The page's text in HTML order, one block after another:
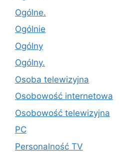
Ogólne.
Ogólnie
Ogólny
Ogólny.
Osoba telewizyjna
Osobowość internetowa
Osobowość telewizyjna
PC
Personalność TV